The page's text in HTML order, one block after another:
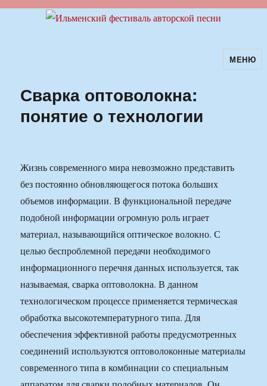
Ильменский фестиваль авторскойМЕНЮ
Сварка оптоволокна:
понятие о технологии
Жизнь современного мира невозможно представить
без постоянно обновляющегося потока больших
объемов информации. В функциональной передаче
подобной информации огромную роль играет
материал, называющийся оптическое волокно. С
целью беспроблемной передачи необходимого
информационного перечня данных используется, так
называемая, сварка оптоволокна. В данном
технологическом процессе применяется термическая
обработка высокотемпературного типа. Для
обеспечения эффективной работы предусмотренных
соединений используются оптоволоконные материалы
современного типа в комбинации со специальным